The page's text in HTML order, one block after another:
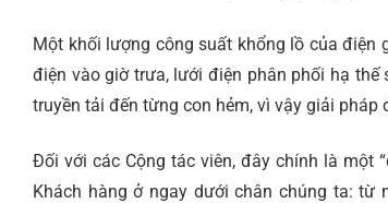
Một khối lượng công suất khổng lồ của điện
điện vào giờ trưa, lưới điện phân phối hạ
truyền tải đến từng con hẻm, vì vậy giải pháp
Đối với các Cộng tác viên, đây chính là một
Khách hàng ở ngay dưới chân chúng ta: từ